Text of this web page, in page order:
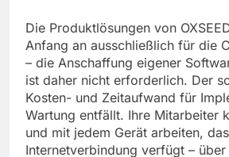
Die Produktlösungen von
Anfang an ausschließlich für die
– die Anschaffung eigener
ist daher nicht erforderlich. Der
Kosten- und Zeitaufwand für
Wartung entfällt. Ihre Mitarbeiter
und mit jedem Gerät arbeiten,
Internetverbindung verfügt –